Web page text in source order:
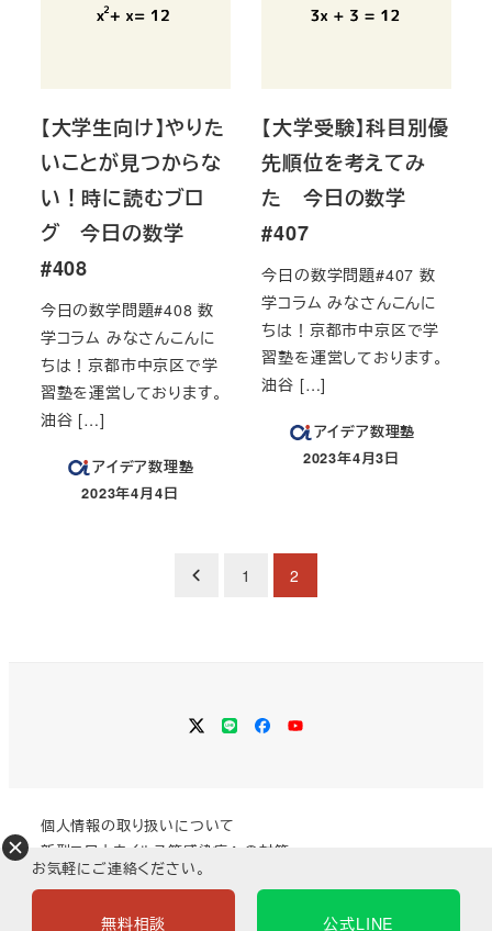
【大学生向け】やりた
いことが見つからな
い！時に読むブロ
グ 今日の数学
#408
今日の数学問題#408 数
学コラム みなさんこんに
ちは！京都市中京区で学
習塾を運営しております。
油谷 […]
アイデア数理塾
投稿日
2023年4月4日
【大学受験】科目別優
先順位を考えてみ
た 今日の数学
#407
今日の数学問題#407 数
学コラム みなさんこんに
ちは！京都市中京区で学
習塾を運営しております。
油谷 […]
アイデア数理塾
投稿日
2023年4月3日
送
り
1 2
Twitter
LINEFacebook
YouTube
個人情報の取り扱いについて
新型コロナウイルス等感染症への対策
お気軽にご連絡ください。
無料相談 公式LINE